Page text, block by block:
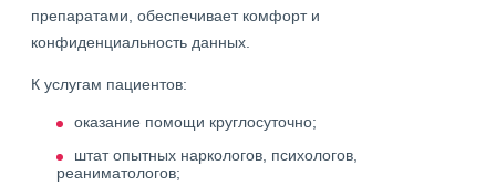
препаратами, обеспечивает комфорт и
конфиденциальность данных.
К услугам пациентов:
оказание помощи круглосуточно;
штат опытных наркологов, психологов,
реаниматологов;